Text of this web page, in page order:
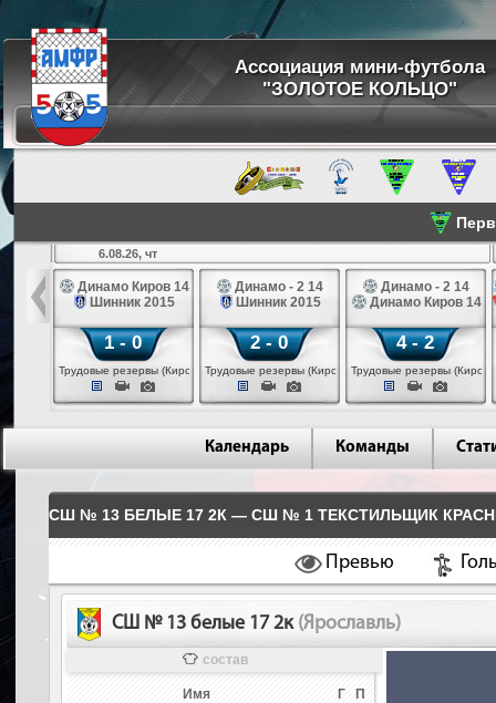
Ассоциация мини-футбола
"ЗОЛОТОЕ КОЛЬЦО"
14
6.08.26, чт
Динамо Киров 14
Шинник 2015
1 - 0
Трудовые резервы (Киров)
Динамо - 2 14
Шинник 2015
2 - 0
Трудовые резервы (Киров)
Динамо - 2 14
Динамо Киров 14
4 - 2
Трудовые резервы (Киров)
Календарь Команды
СШ № 13 БЕЛЫЕ 17 2К — СШ № 1 ТЕКСТИЛЬЩИК
Превью
СШ № 13 белые 17 2к (Ярославль)
состав
Имя Г П